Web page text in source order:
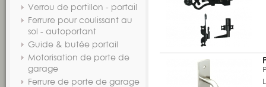
Verrou de portillon - portail
Ferrure pour coulissant au
sol - autoportant
Guide & butée portail
Motorisation de porte de
garage
Ferrure de porte de garage